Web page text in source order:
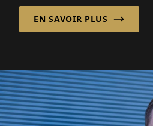
génération, Candiani
artisanale avec des
EN SAVOIR PLUS